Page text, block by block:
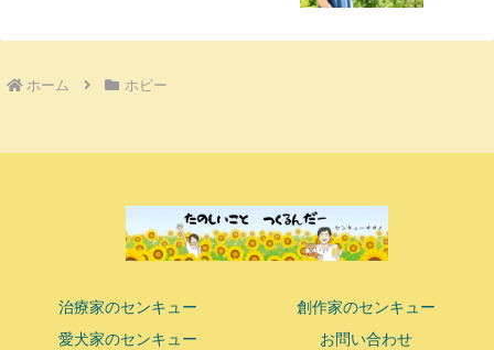
ホーム ホビー
治療家のセンキュー
創作家のセンキュー
愛犬家のセンキュー
お問い合わせ